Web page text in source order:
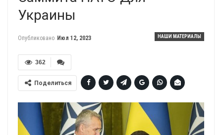
Украины
НАШИ МАТЕРИАЛЫ
Опубликовано Июл 12, 2023
362
Поделиться